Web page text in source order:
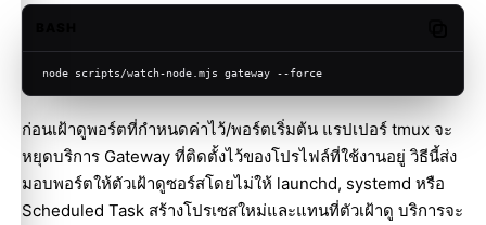
node scripts/watch-node.mjs gateway --force
ก่อนเฝ้าดูพอร์ตที่กำหนดค่าไว้/พอร์ตเริ่มต้น แรปเปอร์ tmux จะ
หยุดบริการ Gateway ที่ติดตั้งไว้ของโปรไฟล์ที่ใช้งานอยู่ วิธีนี้ส่ง
มอบพอร์ตให้ตัวเฝ้าดูซอร์สโดยไม่ให้ launchd, systemd หรือ
Scheduled Task สร้างโปรเซสใหม่และแทนที่ตัวเฝ้าดู บริการจะ